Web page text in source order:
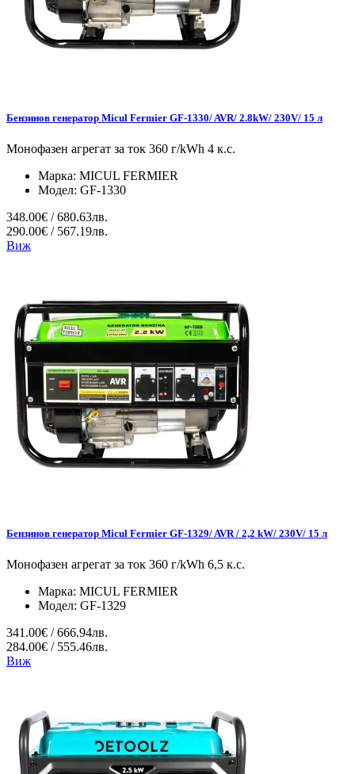
Бензинов генератор Micul Fermier GF-1330/ AVR/ 2.8kW/ 230V/ 15 л
Монофазен агрегат за ток 360 г/kWh 4 к.с.
Марка: MICUL FERMIER
Модел: GF-1330
348.00€ / 680.63лв.
290.00€ / 567.19лв.
Виж
Бензинов генератор Micul Fermier GF-1329/ AVR / 2,2 kW/ 230V/ 15 л
Монофазен агрегат за ток 360 г/kWh 6,5 к.с.
Марка: MICUL FERMIER
Модел: GF-1329
341.00€ / 666.94лв.
284.00€ / 555.46лв.
Виж